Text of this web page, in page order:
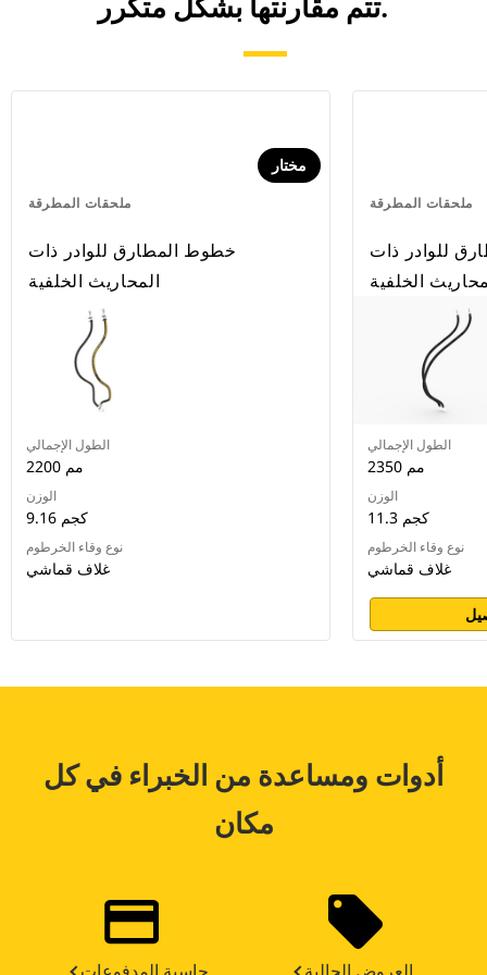
تتم مقارنتها بشكل متكرر.
ملحقات المطرقة
مختار
خطوط المطارق للوادر ذات
المحاريث الخلفية
الطول الإجمالي
2200 مم
الوزن
9.16 كجم
نوع وقاء الخرطوم
غلاف قماشي
ملحقات المطرقة
للوادر ذات
الخلفية
الطول الإجمالي
2350 مم
الوزن
11.3 كجم
نوع وقاء الخرطوم
غلاف قماشي
أدوات ومساعدة من الخبراء في كل
مكان